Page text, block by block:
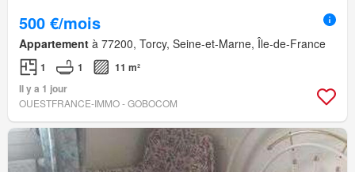
500 €/mois
Appartement à 77200, Torcy, Seine-et-Marne, Île-de-France
1 1
11 m²
Il y a 1 jour
OUESTFRANCE-IMMO - GOBOCOM